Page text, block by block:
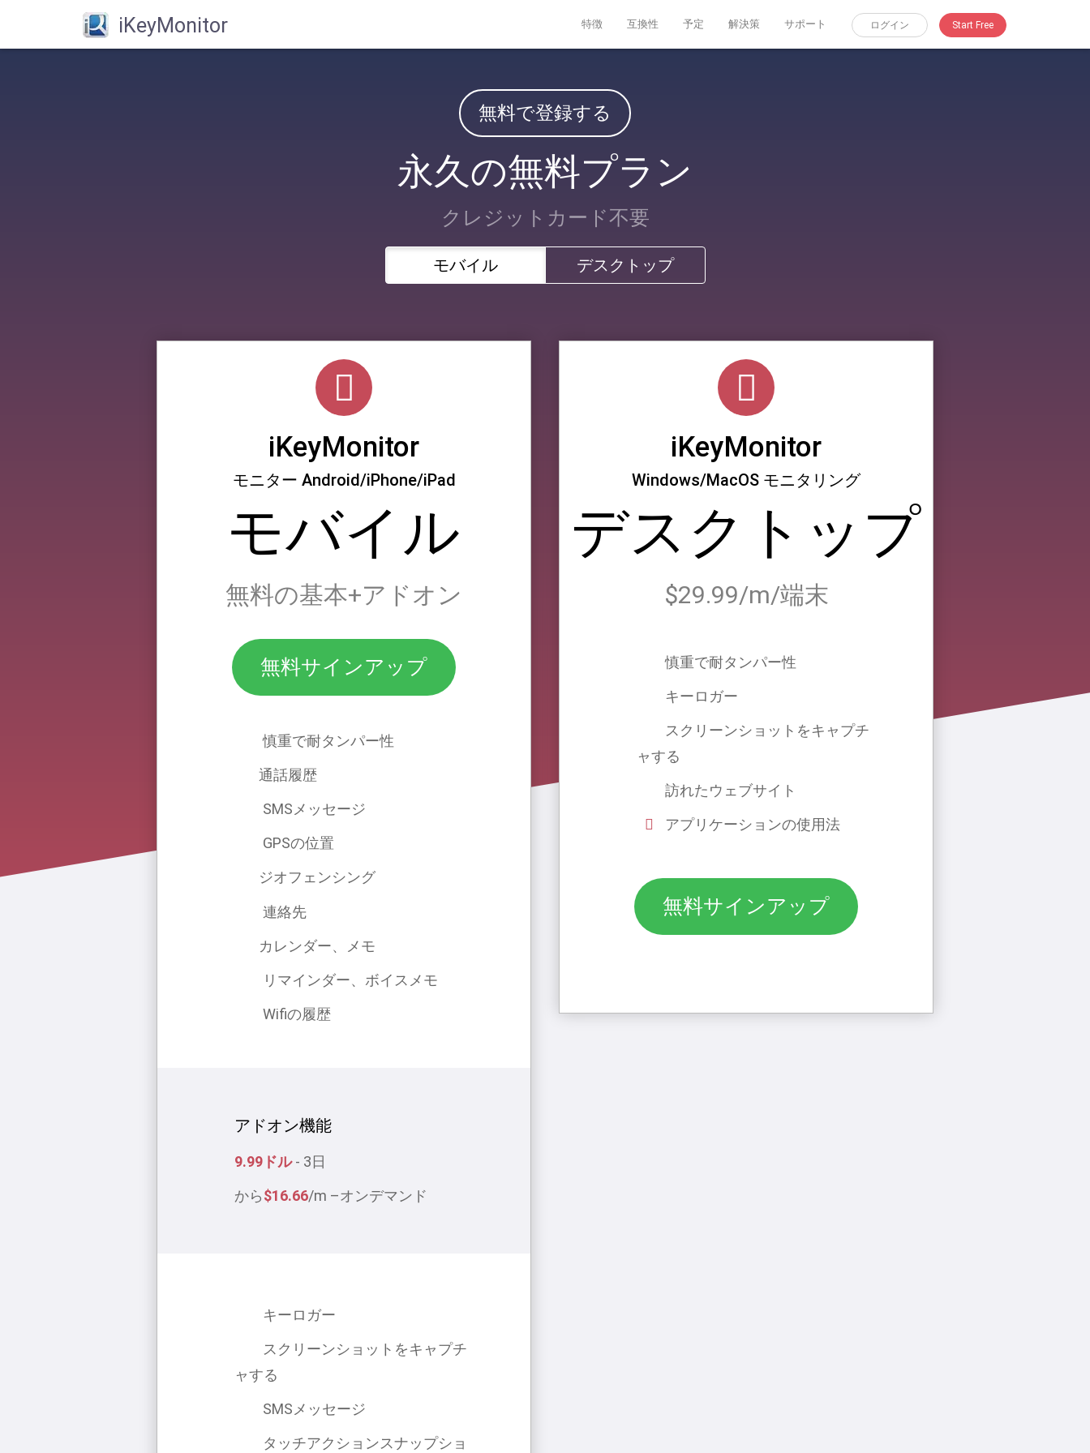
iKeyMonitor 特徴 互換性 予定 解決策 サポート ログイン Start Free
無料で登録する
永久の無料プラン
クレジットカード不要
モバイル デスクトップ
iKeyMonitor
モニター Android/iPhone/iPad
モバイル
無料の基本+アドオン
無料サインアップ
慎重で耐タンパー性
通話履歴
SMSメッセージ
GPSの位置
ジオフェンシング
連絡先
カレンダー、メモ
リマインダー、ボイスメモ
Wifiの履歴
アドオン機能
9.99ドル- 3日
から$16.66/m –オンデマンド
キーロガー
スクリーンショットをキャプチ
ャする
SMSメッセージ
タッチアクションスナップショ
iKeyMonitor
Windows/MacOS モニタリング
デスクトップ
$29.99/m/端末
慎重で耐タンパー性
キーロガー
スクリーンショットをキャプチ
ャする
訪れたウェブサイト
アプリケーションの使用法
無料サインアップ